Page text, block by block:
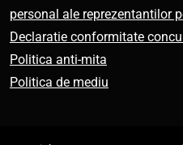
personal ale reprezentantilor
Declaratie conformitate
Politica anti-mita
Politica de mediu